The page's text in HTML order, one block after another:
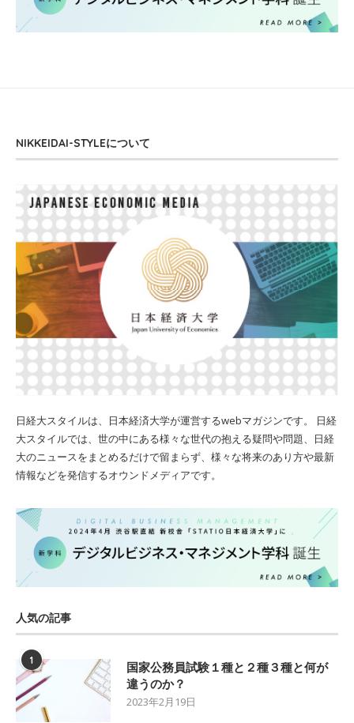
NIKKEIDAI-STYLEについて
日経大スタイルは、日本経済大学が運営するwebマガジンです。 日経
大スタイルでは、世の中にある様々な世代の抱える疑問や問題、日経
大のニュースをまとめるだけで留まらず、様々な将来のあり方や最新
情報などを発信するオウンドメディアです。
人気の記事
1
国家公務員試験１種と２種３種と何が
違うのか？
2023年2月19日